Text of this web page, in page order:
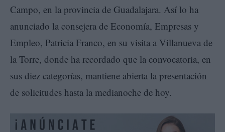
Campo, en la provincia de Guadalajara. Así lo ha
anunciado la consejera de Economía, Empresas y
Empleo, Patricia Franco, en su visita a Villanueva de
la Torre, donde ha recordado que la convocatoria, en
sus diez categorías, mantiene abierta la presentación
de solicitudes hasta la medianoche de hoy.